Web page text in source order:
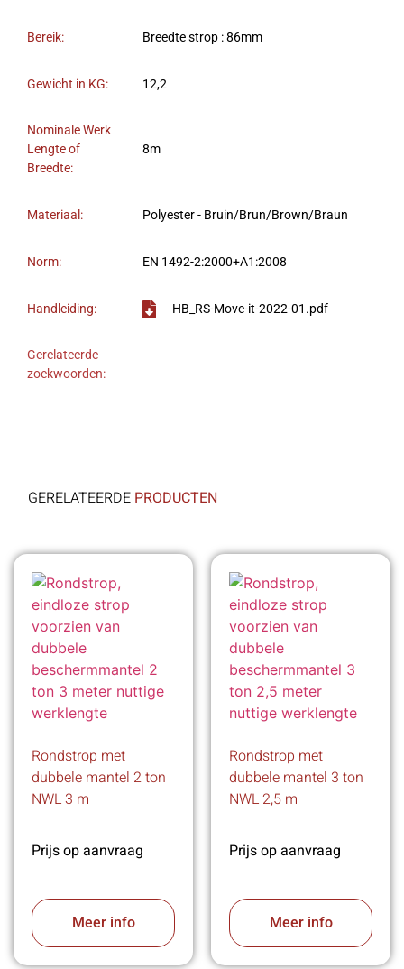
Bereik: Breedte strop : 86mm
Gewicht in KG: 12,2
Nominale Werk
Lengte of
Breedte:
8m
Materiaal: Polyester - Bruin/Brun/Brown/Braun
Norm: EN 1492-2:2000+A1:2008
Handleiding: HB_RS-Move-it-2022-01.pdf
Gerelateerde
zoekwoorden:
GERELATEERDE PRODUCTEN
Rondstrop met
dubbele mantel 2 ton
NWL 3 m
Prijs op aanvraag
Meer info
Rondstrop met
dubbele mantel 3 ton
NWL 2,5 m
Prijs op aanvraag
Meer info